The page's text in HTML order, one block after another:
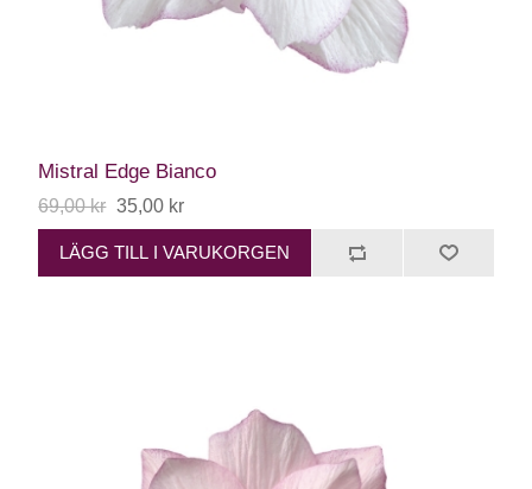
Mistral Edge Bianco
69,00 kr 35,00 kr
LÄGG TILL I VARUKORGEN